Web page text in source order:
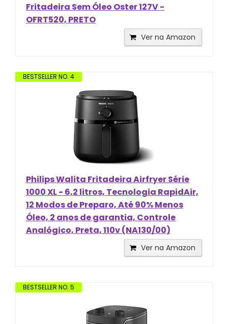
Fritadeira Sem Óleo Oster 127V -
OFRT520, PRETO
Ver na Amazon
BESTSELLER NO. 4
Philips Walita Fritadeira Airfryer Série
1000 XL - 6,2 litros, Tecnologia RapidAir,
12 Modos de Preparo, Até 90% Menos
Óleo, 2 anos de garantia, Controle
Analógico, Preta, 110v (NA130/00)
Ver na Amazon
BESTSELLER NO. 5